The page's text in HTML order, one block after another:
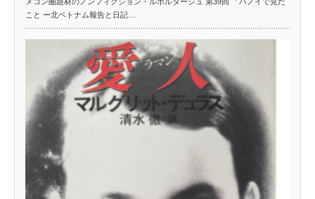
こと ー北ベトナム報告と日記…